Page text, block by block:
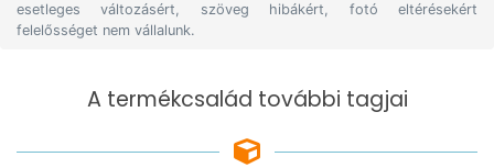
esetleges változásért, szöveg hibákért, fotó eltérésekért
felelősséget nem vállalunk.
A termékcsalád további tagjai